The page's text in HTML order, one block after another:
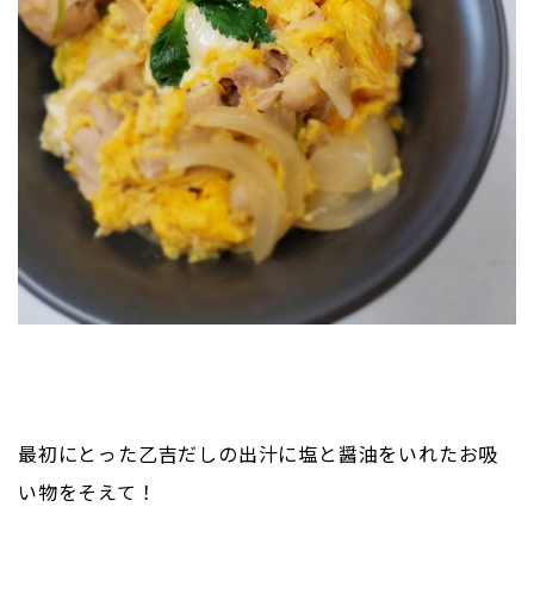
最初にとった乙吉だしの出汁に塩と醤油をいれたお吸
い物をそえて！